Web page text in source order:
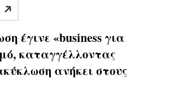
έγινε «business για
καταγγέλλοντας
ανήκει στους